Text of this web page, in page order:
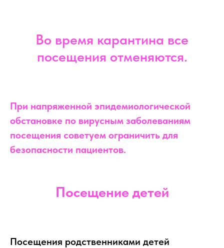
Во время карантина все
посещения отменяются.
При напряженной эпидемиологической
обстановке по вирусным заболеваниям
посещения советуем ограничить для
безопасности пациентов.
Посещение детей
Посещения родственниками детей